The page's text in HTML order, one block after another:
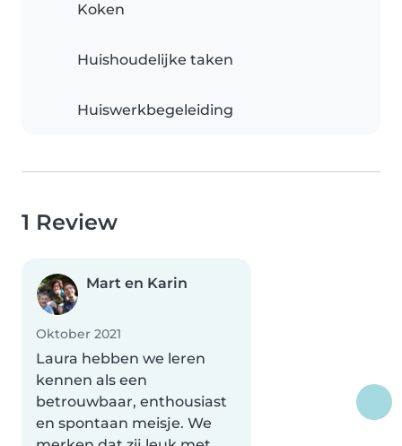
Koken
Huishoudelijke taken
Huiswerkbegeleiding
1 Review
Mart en Karin
Oktober 2021
Laura hebben we leren
kennen als een
betrouwbaar, enthousiast
en spontaan meisje. We